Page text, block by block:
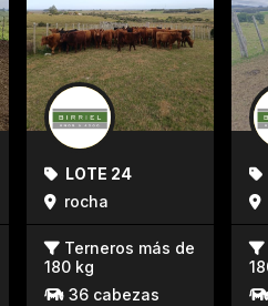
LOTE 24
rocha
Terneros más de
180 kg
36 cabezas